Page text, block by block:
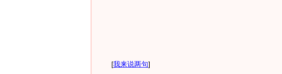
[我来说两句]